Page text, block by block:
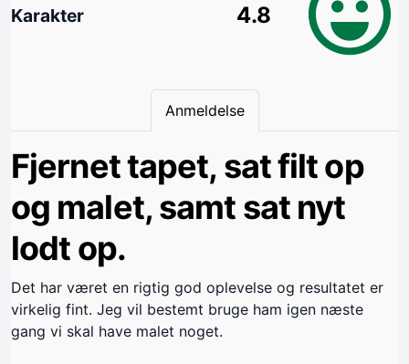
Karakter 4.8
Anmeldelse
Fjernet tapet, sat filt op
og malet, samt sat nyt
lodt op.
Det har været en rigtig god oplevelse og resultatet er
virkelig fint. Jeg vil bestemt bruge ham igen næste
gang vi skal have malet noget.